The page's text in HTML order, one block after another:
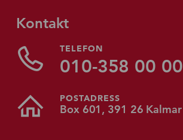
Kontakt
TELEFON
010-358 00 00
POSTADRESS
Box 601, 391 26 Kalmar